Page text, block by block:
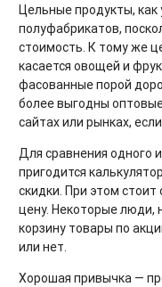
Цельные продукты,
полуфабрикатов,
стоимость. К тому же
касается овощей и
фасованные порой
более выгодны
сайтах или рынках,
Для сравнения одного
пригодится
скидки. При этом
цену. Некоторые люди,
корзину товары по
или нет.
Хорошая привычка —